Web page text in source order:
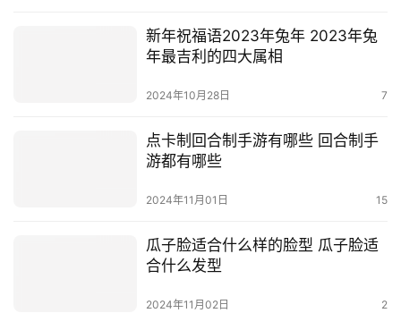
新年祝福语2023年兔年 2023年兔
年最吉利的四大属相
2024年10月28日 7
点卡制回合制手游有哪些 回合制手
游都有哪些
2024年11月01日 15
瓜子脸适合什么样的脸型 瓜子脸适
合什么发型
2024年11月02日 2